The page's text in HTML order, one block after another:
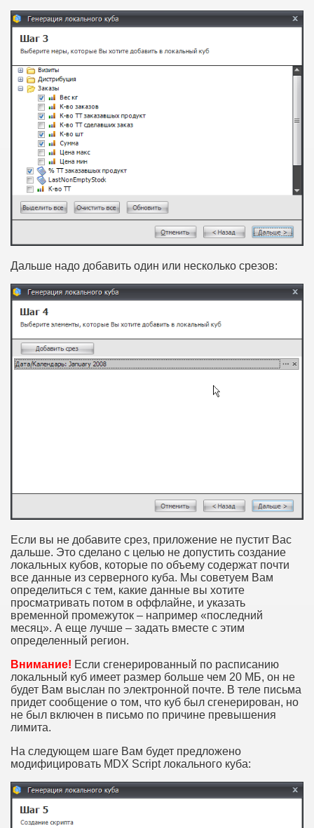
Дальше надо добавить один или несколько срезов:
Если вы не добавите срез, приложение не пустит Вас
дальше. Это сделано с целью не допустить создание
локальных кубов, которые по объему содержат почти
все данные из серверного куба. Мы советуем Вам
определиться с тем, какие данные вы хотите
просматривать потом в оффлайне, и указать
временной промежуток – например «последний
месяц». А еще лучше – задать вместе с этим
определенный регион.
Внимание! Если сгенерированный по расписанию
локальный куб имеет размер больше чем 20 МБ, он не
будет Вам выслан по электронной почте. В теле письма
придет сообщение о том, что куб был сгенерирован, но
не был включен в письмо по причине превышения
лимита.
На следующем шаге Вам будет предложено
модифицировать MDX Script локального куба: